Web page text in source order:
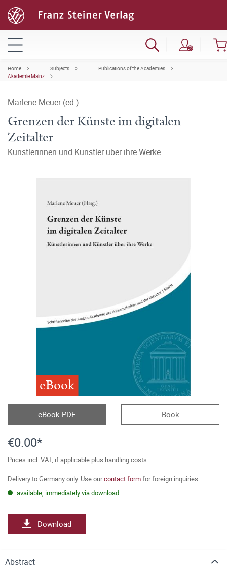
Home Subjects
Publications of the Academies
Akademie Mainz
Marlene Meuer (ed.)
Grenzen der Künste im digitalen
Zeitalter
Künstlerinnen und Künstler über ihre Werke
eBook
eBook PDF Book
€0.00*
Prices incl. VAT, if applicable plus handling costs
Delivery to Germany only. Use ourcontact formfor foreign inquiries.
available, immediately via download
Download
Abstract